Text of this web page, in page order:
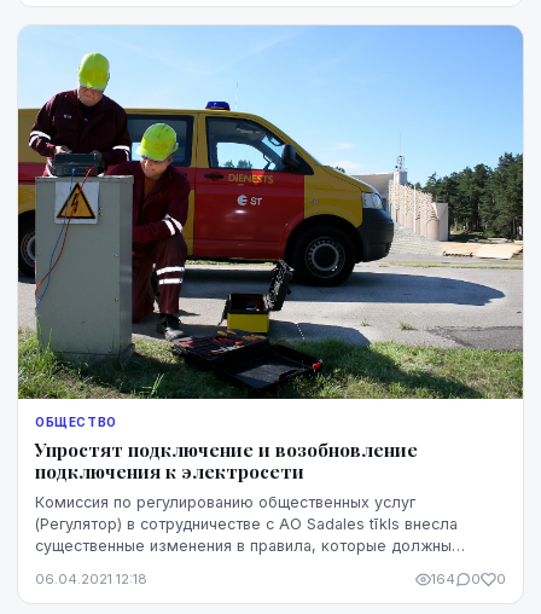
ОБЩЕСТВО
Упростят подключение и возобновление
подключения к электросети
Комиссия по регулированию общественных услуг
(Регулятор) в сотрудничестве с АО Sadales tīkls внесла
существенные изменения в правила, которые должны
06.04.2021 12:18 164 0 0